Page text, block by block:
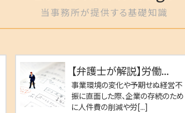
当事務所が提供する基礎知識
【弁護士が解説】労働...
事業環境の変化や予期せぬ経営不
振に直面した際、企業の存続のため
に人件費の削減や労[...]